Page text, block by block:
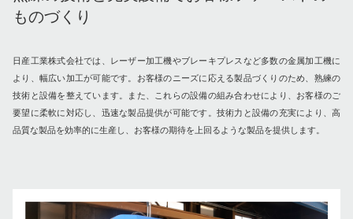
ものづくり
日産工業株式会社では、レーザー加工機やブレーキプレスなど多数の金属加工機に
より、幅広い加工が可能です。お客様のニーズに応える製品づくりのため、熟練の
技術と設備を整えています。また、これらの設備の組み合わせにより、お客様のご
要望に柔軟に対応し、迅速な製品提供が可能です。技術力と設備の充実により、高
品質な製品を効率的に生産し、お客様の期待を上回るような製品を提供します。